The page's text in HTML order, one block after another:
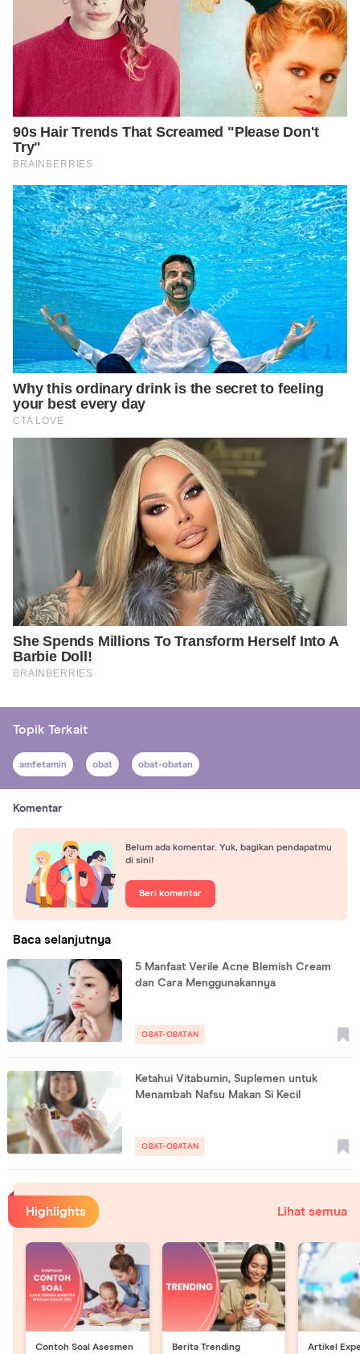
Topik Terkait
amfetamin obat obat-obatan
Komentar
Belum ada komentar. Yuk, bagikan pendapatmu
di sini!
Beri komentar
Baca selanjutnya
5 Manfaat Verile Acne Blemish Cream
dan Cara Menggunakannya
OBAT-OBATAN
Ketahui Vitabumin, Suplemen untuk
Menambah Nafsu Makan Si Kecil
OBAT-OBATAN
Highlights Lihat semua
Contoh Soal Asesmen
Berita Trending
Artikel